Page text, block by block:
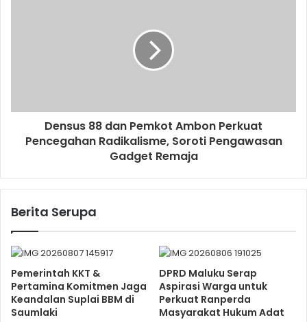
Densus 88 dan Pemkot Ambon Perkuat
Pencegahan Radikalisme, Soroti Pengawasan
Gadget Remaja
Berita Serupa
Pemerintah KKT &
Pertamina Komitmen Jaga
Keandalan Suplai BBM di
Saumlaki
DPRD Maluku Serap
Aspirasi Warga untuk
Perkuat Ranperda
Masyarakat Hukum Adat